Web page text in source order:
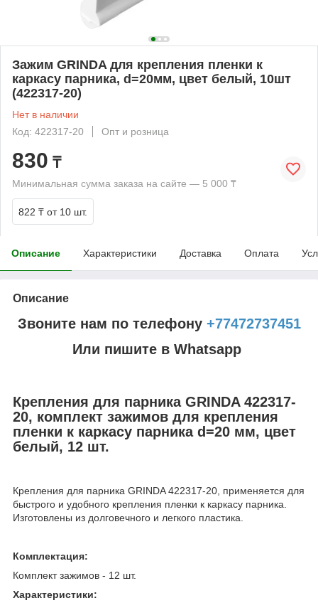
Зажим GRINDA для крепления пленки к
каркасу парника, d=20мм, цвет белый, 10шт
(422317-20)
Нет в наличии
Код: 422317-20
Опт и розница
830 ₸
Минимальная сумма заказа на сайте — 5 000 ₸
822 ₸ от 10 шт.
Описание Характеристики Доставка Оплата
Описание
Звоните нам по телефону +77472737451
Или пишите в Whatsapp
Крепления для парника GRINDA 422317-
20, комплект зажимов для крепления
пленки к каркасу парника d=20 мм, цвет
белый, 12 шт.
Крепления для парника GRINDA 422317-20, применяется для
быстрого и удобного крепления пленки к каркасу парника.
Изготовлены из долговечного и легкого пластика.
Комплектация:
Комплект зажимов - 12 шт.
Характеристики: